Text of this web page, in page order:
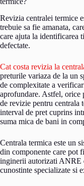
Revizia centralei termice
trebuie sa fie amanata,
care ajuta la identificarea
defectate.
Cat costa revizia la
preturile variaza de la un
de complexitate a
aprofundare. Astfel, orice
de revizie pentru centrala
interval de pret cuprins
suma mica de bani in
Centrala termica este un
din componente care pot
inginerii autorizati ANRE
cunostinte specializate si